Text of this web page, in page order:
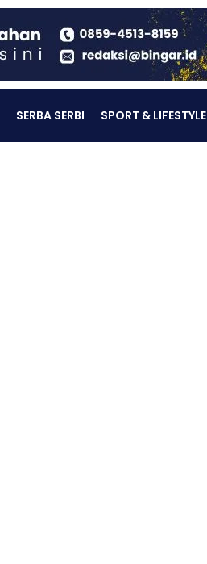
SERBA SERBI SPORT & LIFESTYLE